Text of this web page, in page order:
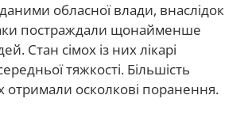
обласної влади, внаслідок
постраждали щонайменше
Стан сімох із них лікарі
тяжкості. Більшість
отримали осколкові поранення.